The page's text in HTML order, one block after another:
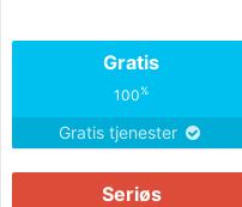
Gratis
100%
Gratis tjenester
Seriøs